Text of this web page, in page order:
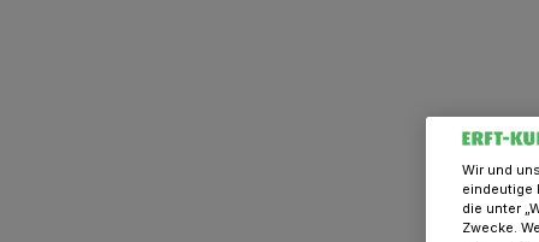
Wir und
eindeutige
die unter
Zwecke.